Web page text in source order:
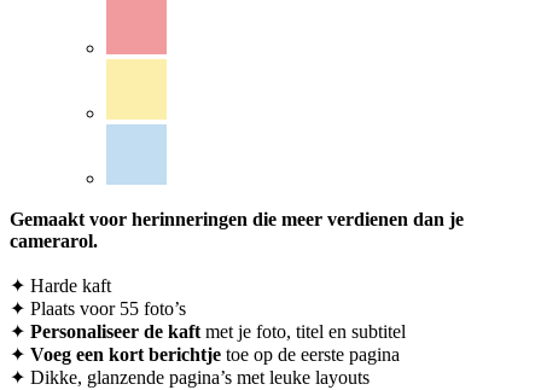
Gemaakt voor herinneringen die meer verdienen dan je
camerarol.
✦ Harde kaft
✦ Plaats voor 55 foto’s
✦ Personaliseer de kaft met je foto, titel en subtitel
✦ Voeg een kort berichtje toe op de eerste pagina
✦ Dikke, glanzende pagina’s met leuke layouts